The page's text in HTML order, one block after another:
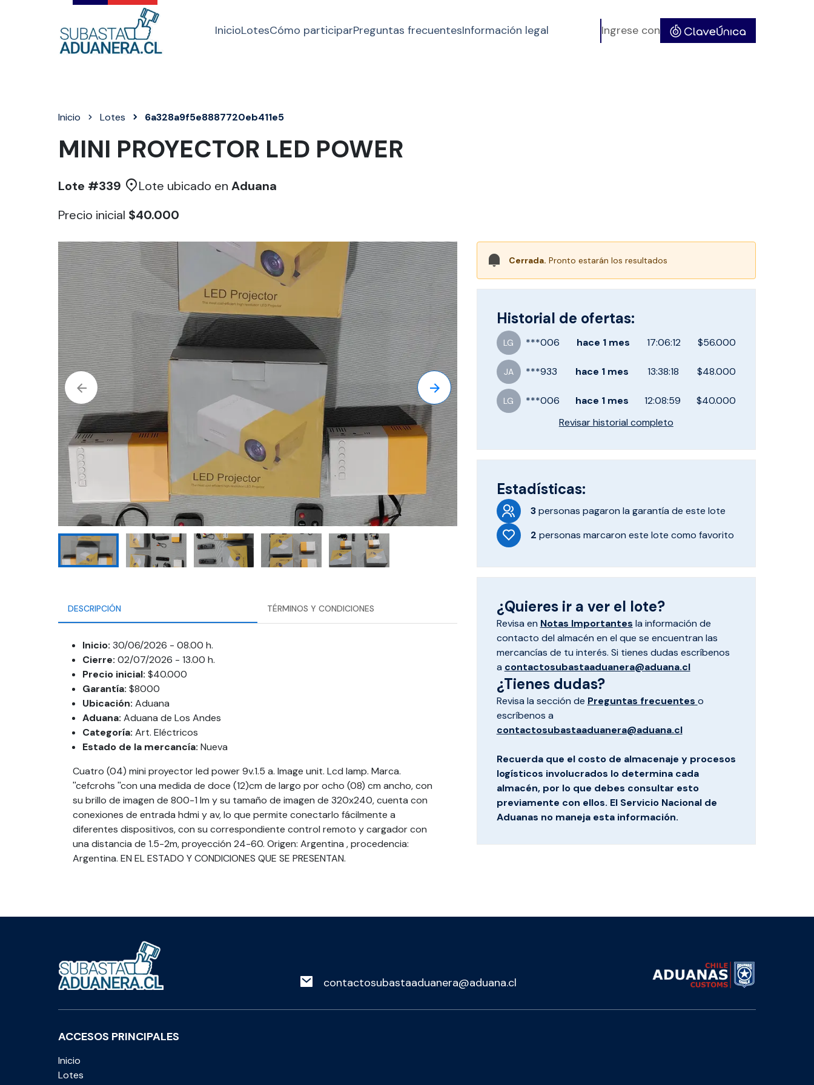
InicioLotesCómo participarPreguntas frecuentesInformación legal Ingrese con
Inicio Lotes 6a328a9f5e8887720eb411e5
MINI PROYECTOR LED POWER
Lote #339 Lote ubicado en Aduana
Precio inicial $40.000
DESCRIPCIÓN TÉRMINOS Y CONDICIONES
Inicio: 30/06/2026 - 08.00 h.
Cierre: 02/07/2026 - 13.00 h.
Precio inicial: $40.000
Garantía: $8000
Ubicación: Aduana
Aduana: Aduana de Los Andes
Categoría: Art. Eléctricos
Estado de la mercancía: Nueva
Cuatro (04) mini proyector led power 9v.1.5 a. Image unit. Lcd lamp. Marca.
''cefcrohs ''con una medida de doce (12)cm de largo por ocho (08) cm ancho, con
su brillo de imagen de 800-1 lm y su tamaño de imagen de 320x240, cuenta con
conexiones de entrada hdmi y av, lo que permite conectarlo fácilmente a
diferentes dispositivos, con su correspondiente control remoto y cargador con
una distancia de 1.5-2m, proyección 24-60. Origen: Argentina , procedencia:
Argentina. EN EL ESTADO Y CONDICIONES QUE SE PRESENTAN.
Cerrada. Pronto estarán los resultados
Historial de ofertas:
LG ***006 hace 1 mes 17:06:12 $56.000
JA ***933 hace 1 mes 13:38:18 $48.000
LG ***006 hace 1 mes 12:08:59
$40.000
Revisar historial completo
Estadísticas:
3 personas pagaron la garantía de este lote
2 personas marcaron este lote como favorito
¿Quieres ir a ver el lote?
Revisa en Notas Importantes la información de
contacto del almacén en el que se encuentran las
mercancías de tu interés. Si tienes dudas escríbenos
a contactosubastaaduanera@aduana.cl
¿Tienes dudas?
Revisa la sección de Preguntas frecuentes o
escríbenos a
contactosubastaaduanera@aduana.cl
Recuerda que el costo de almacenaje y procesos
logísticos involucrados lo determina cada
almacén, por lo que debes consultar esto
previamente con ellos. El Servicio Nacional de
Aduanas no maneja esta información.
contactosubastaaduanera@aduana.cl
ACCESOS PRINCIPALES
Inicio
Lotes